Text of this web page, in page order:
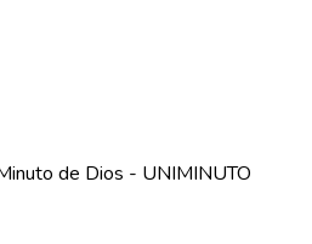
de Dios - UNIMINUTO